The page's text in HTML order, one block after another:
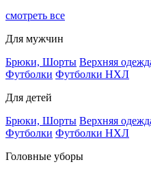
смотреть все
Для мужчин
Брюки, Шорты Верхняя
Футболки Футболки НХЛ
Для детей
Брюки, Шорты Верхняя
Футболки Футболки НХЛ
Головные уборы